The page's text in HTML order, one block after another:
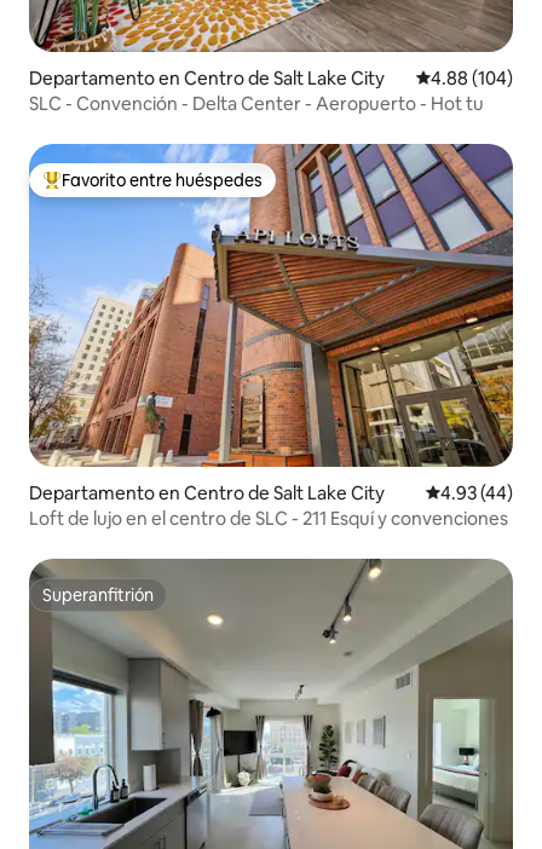
Departamento en Centro de Salt Lake City Calificación
4.88 (104)
SLC - Convención - Delta Center - Aeropuerto - Hot tu
De los mejores en Favorito entre huéspedes
Favorito entre huéspedes
Departamento en Centro de Salt Lake City Calificación
4.93 (44)
Loft de lujo en el centro de SLC - 211 Esquí y convenciones
Superanfitrión
Superanfitrión